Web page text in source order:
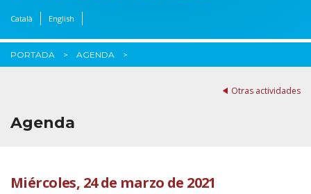
Català English
PORTADA AGENDA
Otras actividades
Agenda
Miércoles, 24 de marzo de 2021